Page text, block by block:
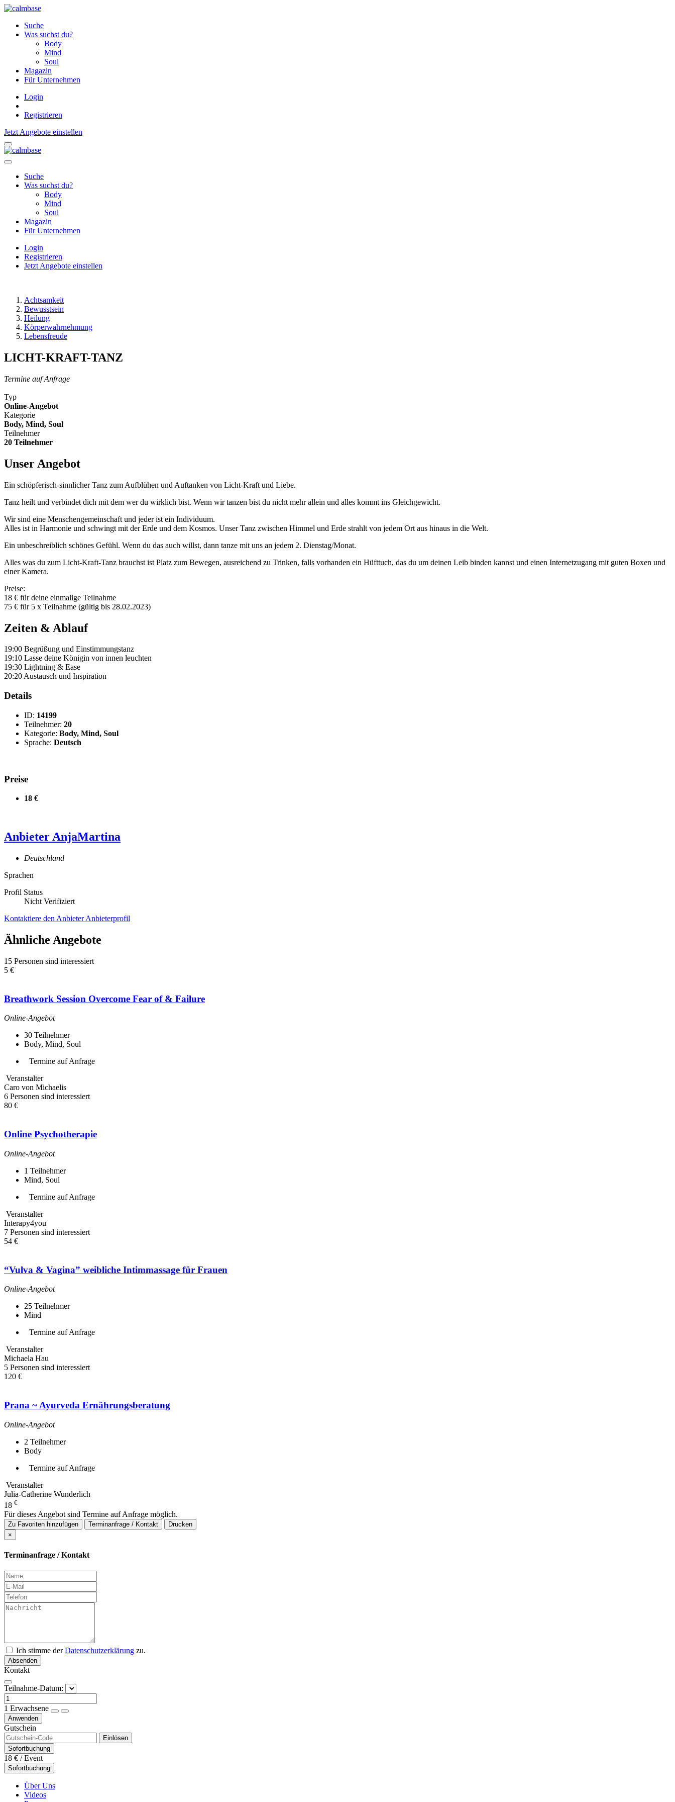
Suche
Was suchst du?
Body
Mind
Soul
Magazin
Für Unternehmen
Login
Registrieren
Jetzt Angebote einstellen
Suche
Was suchst du?
Body
Mind
Soul
Magazin
Für Unternehmen
Login
Registrieren
Jetzt Angebote einstellen
Achtsamkeit
Bewusstsein
Heilung
Körperwahrnehmung
Lebensfreude
LICHT-KRAFT-TANZ
Termine auf Anfrage
Typ
Online-Angebot
Kategorie
Body, Mind, Soul
Teilnehmer
20 Teilnehmer
Unser Angebot
Ein schöpferisch-sinnlicher Tanz zum Aufblühen und Auftanken von Licht-Kraft und Liebe.
Tanz heilt und verbindet dich mit dem wer du wirklich bist. Wenn wir tanzen bist du nicht mehr allein und alles kommt ins Gleichgewicht.
Wir sind eine Menschengemeinschaft und jeder ist ein Individuum.
Alles ist in Harmonie und schwingt mit der Erde und dem Kosmos. Unser Tanz zwischen Himmel und Erde strahlt von jedem Ort aus hinaus in die Welt.
Ein unbeschreiblich schönes Gefühl. Wenn du das auch willst, dann tanze mit uns an jedem 2. Dienstag/Monat.
Alles was du zum Licht-Kraft-Tanz brauchst ist Platz zum Bewegen, ausreichend zu Trinken, falls vorhanden ein Hüfttuch, das du um deinen Leib binden kannst und einen Internetzugang mit guten Boxen und
einer Kamera.
Preise:
18 € für deine einmalige Teilnahme
75 € für 5 x Teilnahme (gültig bis 28.02.2023)
Zeiten & Ablauf
19:00 Begrüßung und Einstimmungstanz
19:10 Lasse deine Königin von innen leuchten
19:30 Lightning & Ease
20:20 Austausch und Inspiration
Details
ID: 14199
Teilnehmer: 20
Kategorie: Body, Mind, Soul
Sprache: Deutsch
Preise
18 €
AnbieterAnjaMartina
Deutschland
Sprachen
Profil Status
Nicht Verifiziert
Kontaktiere den AnbieterAnbieterprofil
Ähnliche Angebote
15 Personen sind interessiert
5 €
Breathwork Session Overcome Fear of & Failure
Online-Angebot
30 Teilnehmer
Body, Mind, Soul
Termine auf Anfrage
Veranstalter
Caro von Michaelis
6 Personen sind interessiert
80 €
Online Psychotherapie
Online-Angebot
1 Teilnehmer
Mind, Soul
Termine auf Anfrage
Veranstalter
Interapy4you
7 Personen sind interessiert
54 €
“Vulva & Vagina” weibliche Intimmassage für Frauen
Online-Angebot
25 Teilnehmer
Mind
Termine auf Anfrage
Veranstalter
Michaela Hau
5 Personen sind interessiert
120 €
Prana ~ Ayurveda Ernährungsberatung
Online-Angebot
2 Teilnehmer
Body
Termine auf Anfrage
Veranstalter
Julia-Catherine Wunderlich
18 €
Für dieses Angebot sind Termine auf Anfrage möglich.
Zu Favoriten hinzufügen Terminanfrage / Kontakt
Drucken
×
Terminanfrage / Kontakt
Ich stimme derDatenschutzerklärung zu.
Absenden
Kontakt
Teilnahme-Datum:
1 Erwachsene
Anwenden
Gutschein
Einlösen
Sofortbuchung
18 € / Event
Sofortbuchung
Über Uns
Videos